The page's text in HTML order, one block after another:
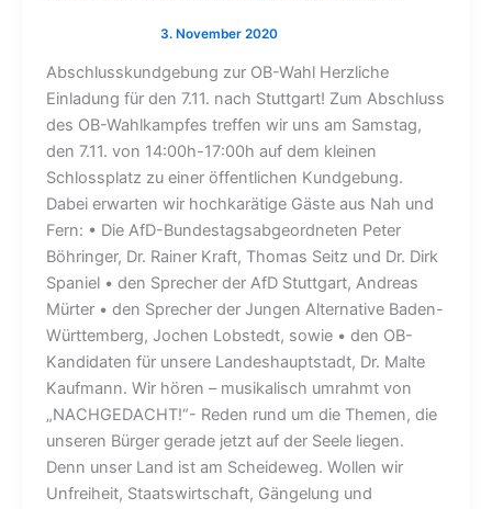
Abschlusskundgebung zur OB-Wahl Herzliche
Einladung für den 7.11. nach Stuttgart! Zum Abschluss
des OB-Wahlkampfes treffen wir uns am Samstag,
den 7.11. von 14:00h-17:00h auf dem kleinen
Schlossplatz zu einer öffentlichen Kundgebung.
Dabei erwarten wir hochkarätige Gäste aus Nah und
Fern: • Die AfD-Bundestagsabgeordneten Peter
Böhringer, Dr. Rainer Kraft, Thomas Seitz und Dr. Dirk
Spaniel • den Sprecher der AfD Stuttgart, Andreas
Mürter • den Sprecher der Jungen Alternative Baden-
Württemberg, Jochen Lobstedt, sowie • den OB-
Kandidaten für unsere Landeshauptstadt, Dr. Malte
Kaufmann. Wir hören – musikalisch umrahmt von
„NACHGEDACHT!“- Reden rund um die Themen, die
unseren Bürger gerade jetzt auf der Seele liegen.
Denn unser Land ist am Scheideweg. Wollen wir
Unfreiheit, Staatswirtschaft, Gängelung und